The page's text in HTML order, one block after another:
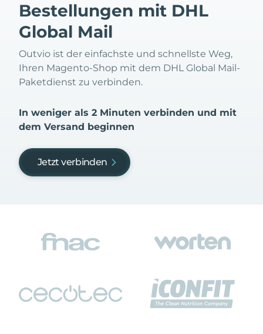
Bestellungen mit DHL
Global Mail
Outvio ist der einfachste und schnellste Weg,
Ihren Magento-Shop mit dem DHL Global Mail-
Paketdienst zu verbinden.
In weniger als 2 Minuten verbinden und mit
dem Versand beginnen
Jetzt verbinden